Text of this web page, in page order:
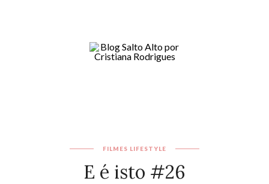
FILMES LIFESTYLE
E é isto #26